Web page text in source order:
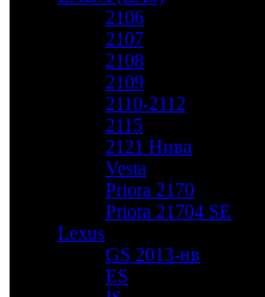
2106
2107
2108
2109
2110-2112
2115
2121 Нива
Vesta
Priora 2170
Priora 21704 SE
Lexus
GS 2013-нв
ES